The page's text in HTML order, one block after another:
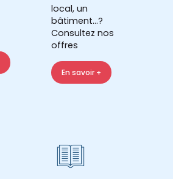
local, un
bâtiment...?
Consultez nos
offres
En savoir +